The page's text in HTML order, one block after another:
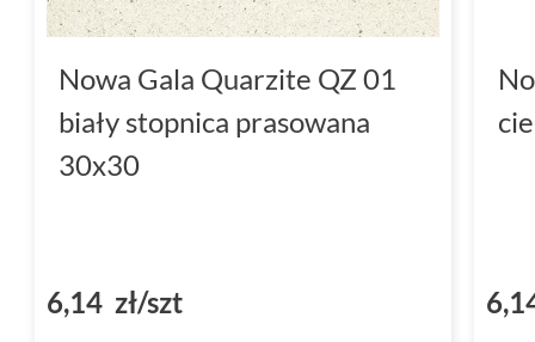
Nowa Gala Quarzite QZ 01
biały stopnica prasowana
30x30
6,14 zł/szt